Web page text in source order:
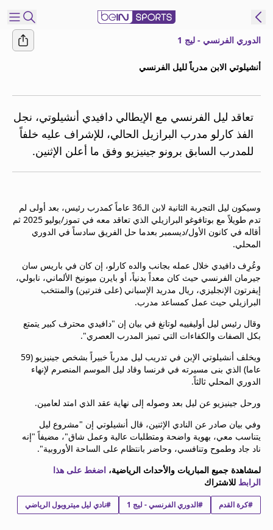
النسخة
MENA
إدارة
قائمة
النشرة
الإخبارية
beIN CONNECT
beIN MEDIA GROUP
ترددات beIN SPORTS
دليل التلفاز
احصل على beIN
معلومات عن هذا الموقع
الدوري الفرنسي - ليج 1
أنشيلوتي الابن مدرباً لليل الفرنسي
تعاقد ليل الفرنسي مع الإيطالي دافيدي أنشيلوتي، نجل
الفذ كارلو مدرب البرازيل الحالي، للإشراف عليه خلفاً
للمدرب السابق برونو جينيزيو وفق ما أعلن الإثنين.
وسيكون ليل التجربة الثانية لابن الـ36 عاماً كمدرب رئيس، بعد أولى لم
تدم طويلاً مع بوتافوغو البرازيلي الذي تعاقد معه في تموز/يوليو 2025 ثم
أقاله في كانون الأول/ديسمبر بعدما حل الفريق سادساً في الدوري
المحلي.
وعُرِف دافيدي خلال عمله بجانب والده كارلو، إن كان في باريس سان
جيرمان الفرنسي حيث كان معداً بدنياً، أو بايرن ميونيخ الألماني، نابولي،
إيفرتون الإنجليزي، ريال مدريد الإسباني (على فترتين) والمنتخب
البرازيلي حيث عمل كمساعد مدرب.
وقال رئيس ليل أوليفييه لوتانغ في بيان إن "دافيدي محترف كبير يتمتع
بكل الصفات والكفاءات التي تميز المدرب العصري".
ويخلف أنشيلوتي الإبن في تدريب ليل مدرباً خبيراً بشخص جينيزيو (59
عاما) الذي بنى مسيرته في فرنسا وقاد ليل الموسم المنصرم لإنهاء
الدوري المحلي ثالثاً.
ورحل جينيزيو عن ليل بعد وصوله إلى نهاية عقد الذي امتد لعامين.
وفي بيان صادر عن النادي الإثنين، قال أنشيلوتي إن "مشروع ليل
يتناسب معي، بهوية واضحة ومتطلبات عالية وعمل شاق"، مضيفاً "إنه
ناد جاد وطموح وتنافسي، وحاضر بانتظام على الساحة الأوروبية".
لمشاهدة جميع المباريات والأحداث الرياضية، اضغط على هذا
الرابط للاشتراك
#كرة القدم #الدوري الفرنسي - ليج 1 #نادي ليل ميتروبول الرياضي